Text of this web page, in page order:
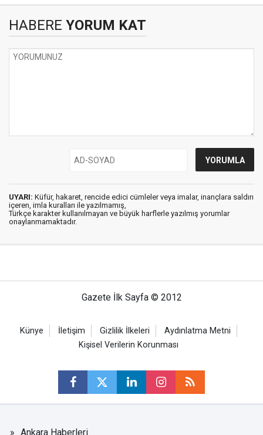
HABERE YORUM KAT
UYARI: Küfür, hakaret, rencide edici cümleler veya imalar, inançlara saldırı
içeren, imla kuralları ile yazılmamış,
Türkçe karakter kullanılmayan ve büyük harflerle yazılmış yorumlar
onaylanmamaktadır.
Gazete İlk Sayfa © 2012
Künye İletişim Gizlilik İlkeleri
Aydınlatma Metni
Kişisel Verilerin Korunması
Ankara Haberleri